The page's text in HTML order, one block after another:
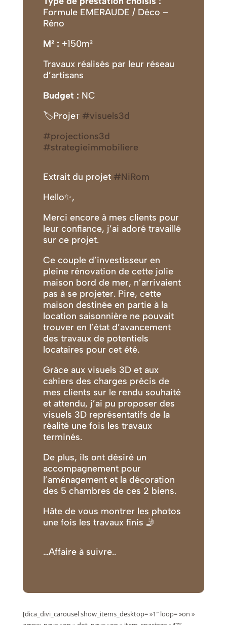
Formule EMERAUDE / Déco –
Réno
M² : +150m²
Travaux réalisés par leur réseau
d’artisans
Budget : NC
🏷Projeт #visuels3d
#projections3d
#strategieimmobiliere
Extrait du projet #NiRom
Hello✨️,
Merci encore à mes clients pour
leur confiance, j’ai adoré travaillé
sur ce projet.
Ce couple d’investisseur en
pleine rénovation de cette jolie
maison bord de mer, n’arrivaient
pas à se projeter. Pire, cette
maison destinée en partie à la
location saisonnière ne pouvait
trouver en l’état d’avancement
des travaux de potentiels
locataires pour cet été.
Grâce aux visuels 3D et aux
cahiers des charges précis de
mes clients sur le rendu souhaité
et attendu, j’ai pu proposer des
visuels 3D représentatifs de la
réalité une fois les travaux
terminés.
De plus, ils ont désiré un
accompagnement pour
l’aménagement et la décoration
des 5 chambres de ces 2 biens.
Hâte de vous montrer les photos
une fois les travaux finis 🤳
…Affaireà suivre..
[dica_divi_carousel show_items_desktop= »1″ loop= »on »